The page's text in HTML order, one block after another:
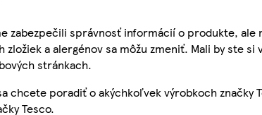
zabezpečili správnosť informácií o produkte,
zložiek a alergénov sa môžu zmeniť. Mali by ste
stránkach.
chcete poradiť o akýchkoľvek výrobkoch značky
Tesco.